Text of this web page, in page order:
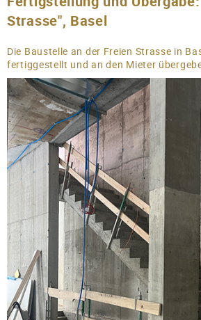
EINRICHTUNGEN
DOWNLOAD
BÜRO
FIRMENSTRUKTUR
TEAM
JOBS
KONTAKT
Strasse", Basel
Die Baustelle an der Freien Strasse in
fertiggestellt und an den Mieter